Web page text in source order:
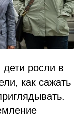
росли в
как сажать